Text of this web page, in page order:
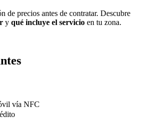
de precios antes de contratar. Descubre
y qué incluye el servicio en tu zona.
vía NFC